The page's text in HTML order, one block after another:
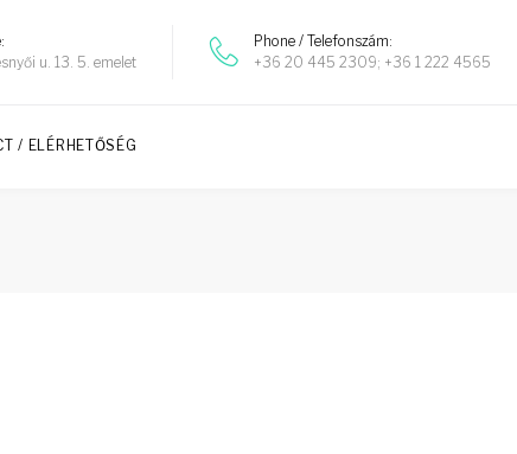
u. 13. 5. emelet
Phone / Telefonszám:
+36 20 445 2309; +36 1 222 4565
/ ELÉRHETŐSÉG